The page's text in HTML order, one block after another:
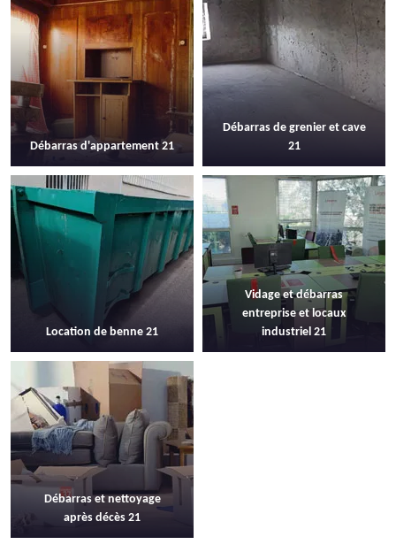
Débarras d'appartement 21
Débarras de grenier et cave
21
Location de benne 21
Vidage et débarras
entreprise et locaux
industriel 21
Débarras et nettoyage
après décès 21